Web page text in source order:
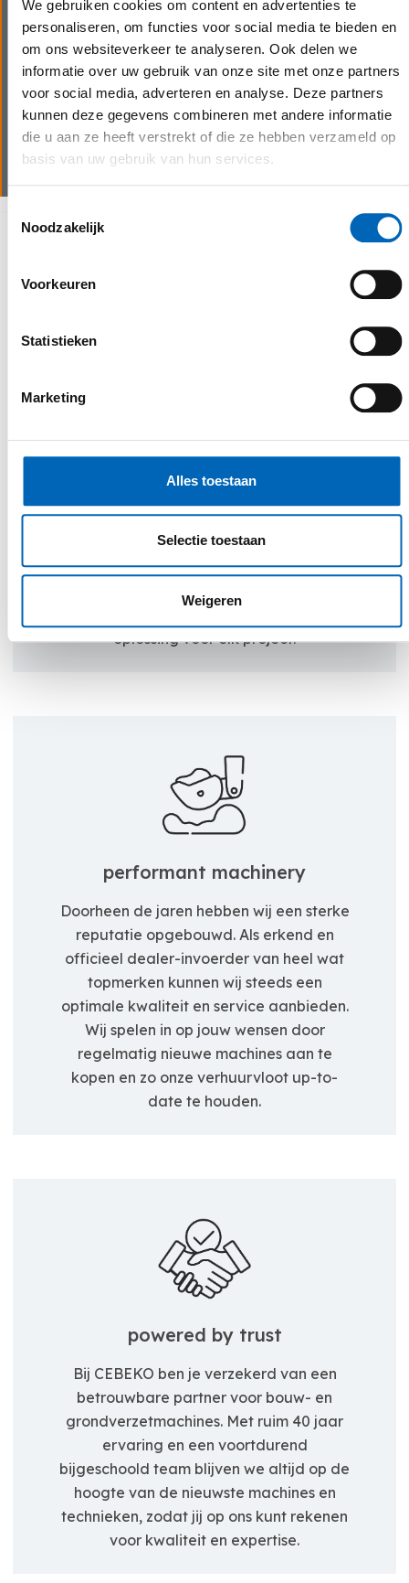
We gebruiken cookies om content en advertenties te
personaliseren, om functies voor social media te bieden en
om ons websiteverkeer te analyseren. Ook delen we
informatie over uw gebruik van onze site met onze partners
voor social media, adverteren en analyse. Deze partners
kunnen deze gegevens combineren met andere informatie
die u aan ze heeft verstrekt of die ze hebben verzameld op
basis van uw gebruik van hun services.
Noodzakelijk
Voorkeuren
Statistieken
Marketing
Alles toestaan
Selectie toestaan
Weigeren
jouw aangekochte machine multifunctioneel
uitrusten. Naast het aanbieden van heel wat
kwaliteitsmerken, produceren wij ook op maat
gemaakte aanbouwdelen in-house. De
mogelijkheden zijn eindeloos.
Meer info
Waarom kiezen voor CEBEKO
Een belangrijk uitgangspunt in de
klantgerichtheid. Door open
communicatie, deskundig advies en een
persoonlijke aanpak willen wij jou een
zoeken samen met jou een gepaste
oplossing voor elk project.
performant machinery
Doorheen de jaren hebben wij een sterke
reputatie opgebouwd. Als erkend en
officieel dealer-invoerder van heel wat
topmerken kunnen wij steeds een
optimale kwaliteit en service aanbieden.
Wij spelen in op jouw wensen door
regelmatig nieuwe machines aan te
kopen en zo onze verhuurvloot up-to-
date te houden.
powered by trust
Bij CEBEKO ben je verzekerd van een
betrouwbare partner voor bouw- en
grondverzetmachines. Met ruim 40 jaar
ervaring en een voortdurend
bijgeschoold team blijven we altijd op de
hoogte van de nieuwste machines en
technieken, zodat jij op ons kunt rekenen
voor kwaliteit en expertise.